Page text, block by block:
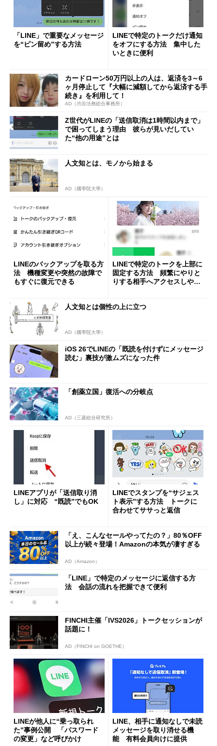
「LINE」で重要なメッセージ
を“ピン留め”する方法
LINEで特定のトークだけ通知
をオフにする方法 集中した
いときに便利
カードローン50万円以上の人は、返済を3～6
ヶ月停止して『大幅に減額してから返済する手
続き』を利用して！
AD（渋谷法務総合事務所）
Z世代がLINEの「送信取消は1時間以内まで」
で困ってしまう理由 彼らが見いだしてい
た“他の用途”とは
人文知とは、モノから始まる
AD（國學院大學）
LINEのバックアップを取る方
法 機種変更や突然の故障で
もすぐに復元できる
LINEで特定のトークを上部に
固定する方法 頻繁にやりと
りする相手へアクセスしやす
人文知とは個性の上に立つ
AD（國學院大學）
iOS 26でLINEの「既読を付けずにメッセージ
読む」裏技が激ムズになった件
「創薬立国」復活への分岐点
AD（三菱総合研究所）
LINEアプリが「送信取り消
し」に対応 “既読”でもOK
LINEでスタンプを“サジェス
ト表示”する方法 トークに
合わせてササっと返信
「え、こんなセールやってたの？」80％OFF
以上が続々登場！Amazonの本気が凄すぎる
AD（Amazon）
「LINE」で特定のメッセージに返信する方
法 会話の流れを把握できて便利
FINCHI主催「IVS2026」トークセッションが
話題に！
AD（FINCHI on GOETHE）
LINEが他人に“乗っ取られ
た”事例公開 「パスワード
の変更」など呼びかけ
LINE、相手に通知なしで未読
メッセージを取り消せる機
能 有料会員向けに提供